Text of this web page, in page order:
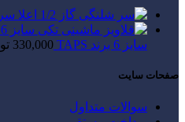
سر
سایز 6 برند TAPS
330,000
صفحات سایت
سوالات متداول